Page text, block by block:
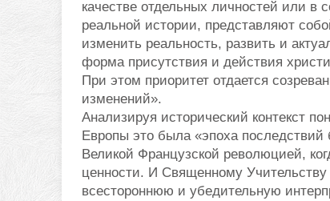
качестве отдельных личностей или в
реальной истории, представляют
изменить реальность, развить и
форма присутствия и действия
При этом приоритет отдается
изменений».
Анализируя исторический контекст
Европы это была «эпоха последствий
Великой Французской революцией,
ценности. И Священному
всестороннюю и убедительную